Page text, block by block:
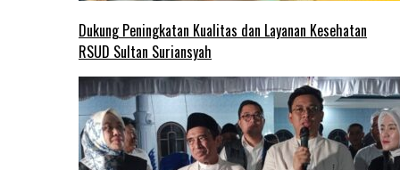
Dukung Peningkatan Kualitas dan Layanan Kesehatan
RSUD Sultan Suriansyah